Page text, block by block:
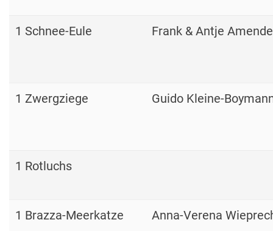
1 Schnee-Eule Frank & Antje Amende
1 Zwergziege Guido Kleine-
1 Rotluchs
1 Brazza-Meerkatze Anna-Verena